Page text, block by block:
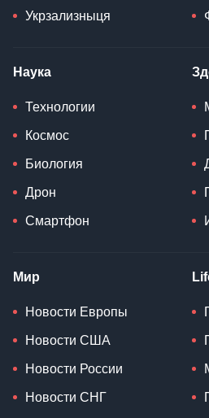
Укрзализныця
Наука
Технологии
Космос
Биология
Дрон
Смартфон
Мир
Новости Европы
Новости США
Новости России
Новости СНГ